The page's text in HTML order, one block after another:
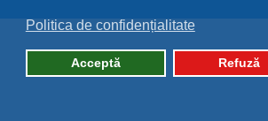
Politica de confidențialitate
Acceptă Refuză